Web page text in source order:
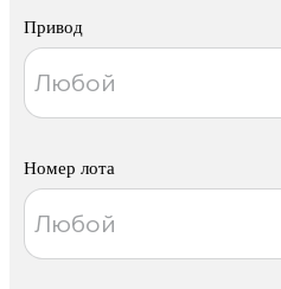
Привод
Номер лота